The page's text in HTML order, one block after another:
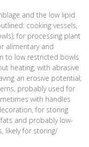
and the low lipid
cooking vessels,
for processing plant
alimentary and
to low restricted bowls
heating, with abrasive
an erosive potential;
probably used for
with handles
for storing
and probably low-
likely for storing/